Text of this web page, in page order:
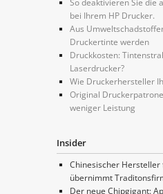
So deaktivieren Sie die
bei Ihrem HP Drucker.
Aus
Druckertinte werden
Druckkosten:
Laserdrucker?
Wie Druckerhersteller
Original
weniger Leistung
Insider
Chinesischer
übernimmt
Der neue Chipgigant: